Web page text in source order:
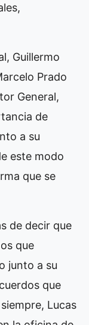
Guillermo
Prado
General,
de
a su
este modo
que se
de decir que
que
junto a su
que
Lucas